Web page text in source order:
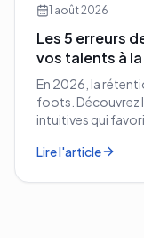
1 août 2026
Les 5 erreurs
vos talents à
En 2026, la
foots. Découvrez
intuitives qui
Lire l'article